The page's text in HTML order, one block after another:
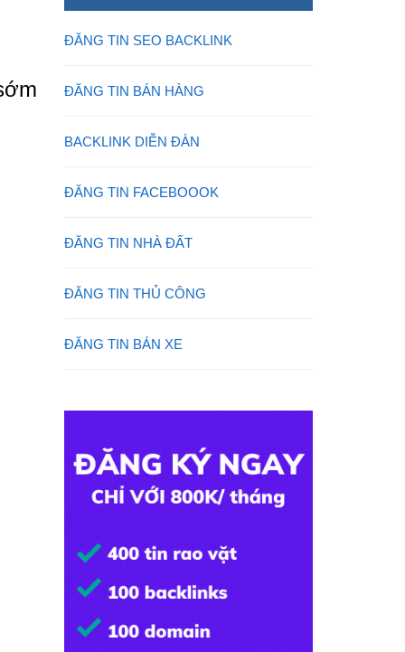
ĐĂNG TIN SEO BACKLINK
ĐĂNG TIN BÁN HÀNG
BACKLINK DIỄN ĐÀN
ĐĂNG TIN FACEBOOOK
ĐĂNG TIN NHÀ ĐẤT
ĐĂNG TIN THỦ CÔNG
ĐĂNG TIN BÁN XE